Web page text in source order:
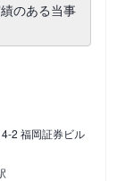
のある当事
2 福岡証券ビル